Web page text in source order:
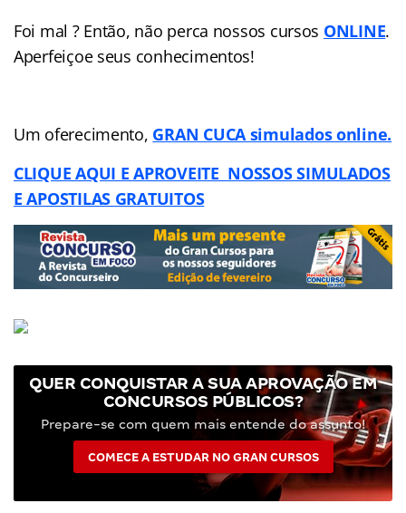
Foi mal ? Então, não perca nossos cursos ONLINE.
Aperfeiçoe seus conhecimentos!
Um oferecimento, GRAN CUCA simulados online.
CLIQUE AQUI E APROVEITE NOSSOS SIMULADOS
E APOSTILAS GRATUITOS
QUER CONQUISTAR A SUA APROVAÇÃO EM
CONCURSOS PÚBLICOS?
Prepare-se com quem mais entende do assunto!
COMECE A ESTUDAR NO GRAN CURSOS